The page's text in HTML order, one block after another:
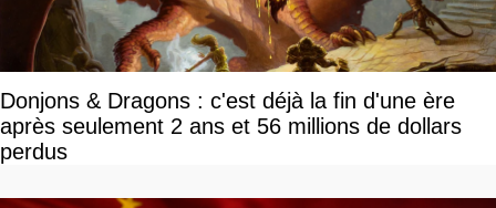
Donjons & Dragons : c'est déjà la fin d'une ère
après seulement 2 ans et 56 millions de dollars
perdus